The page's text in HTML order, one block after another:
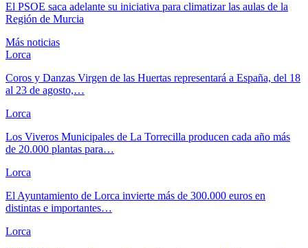
El PSOE saca adelante su iniciativa para climatizar las aulas de la
Región de Murcia
Más noticias
Lorca
Coros y Danzas Virgen de las Huertas representará a España, del 18
al 23 de agosto,…
Lorca
Los Viveros Municipales de La Torrecilla producen cada año más
de 20.000 plantas para…
Lorca
El Ayuntamiento de Lorca invierte más de 300.000 euros en
distintas e importantes…
Lorca